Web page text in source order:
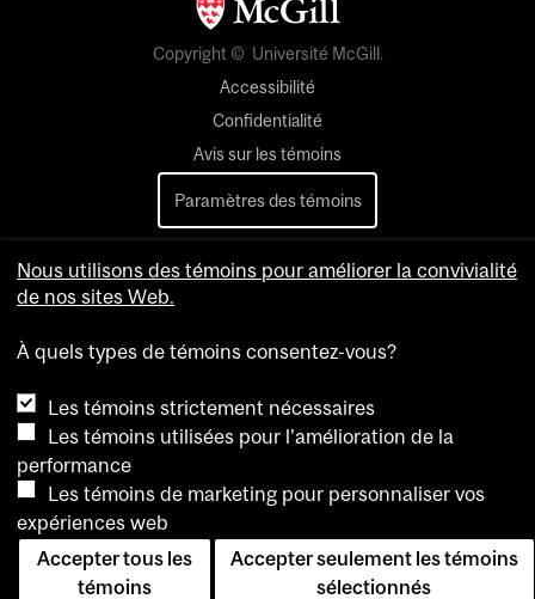
Copyright © Université McGill.
Accessibilité
Confidentialité
Avis sur les témoins
Paramètres des témoins
Nous utilisons des témoins pour améliorer la convivialité
de nos sites Web.
À quels types de témoins consentez-vous?
Les témoins strictement nécessaires
Les témoins utilisées pour l'amélioration de la
performance
Les témoins de marketing pour personnaliser vos
expériences web
Accepter tous les
témoins
Accepter seulement les témoins
sélectionnés